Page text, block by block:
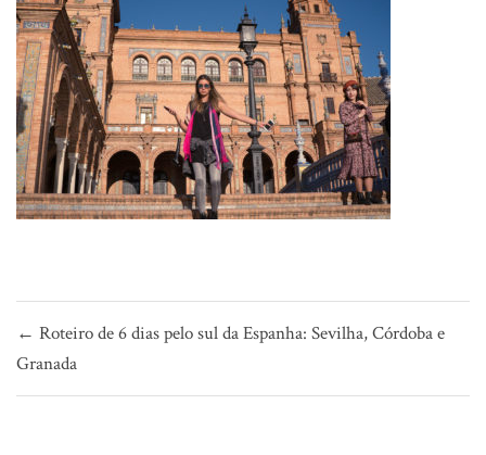
de
Post
← Roteiro de 6 dias pelo sul da Espanha: Sevilha, Córdoba e
Granada